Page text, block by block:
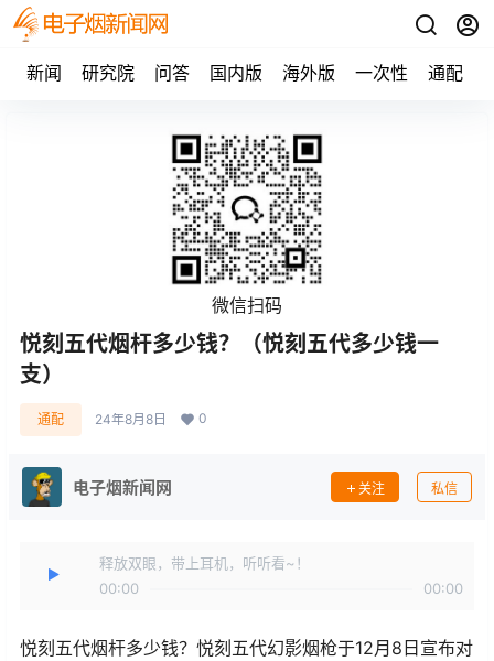
新闻 研究院 问答 国内版 海外版 一次性 通配
微信扫码
悦刻五代烟杆多少钱？（悦刻五代多少钱一
支）
通配 24年8月8日 0
电子烟新闻网 关注 私信
释放双眼，带上耳机，听听看~！
00:00
00:00
悦刻五代烟杆多少钱？悦刻五代幻影烟枪于12月8日宣布对